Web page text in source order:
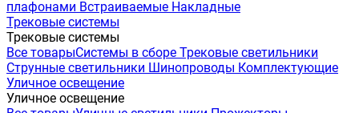
плафонами Встраиваемые Накладные
Трековые системы
Трековые системы
Все товарыСистемы в сборе Трековые светильники
Струнные светильники Шинопроводы Комплектующие
Уличное освещение
Уличное освещение